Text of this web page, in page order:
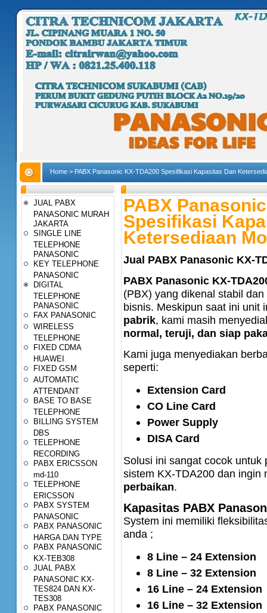
Home > PABX Panasonic KX-TDA200 Spesifikasi Kapasitas Dan
JUAL PABX
PANASONIC MURAH
JAKARTA
SINGLE LINE
TELEPHONE
PANASONIC
KEY TELEPHONE
PANASONIC
DIGITAL
TELEPHONE
PANASONIC
FAX PANASONIC
WIRELESS
TELEPHONE
FIXED CDMA
HUAWEI
FIXED GSM
AUTOMATIC
ATTENDANT
BASE TO BASE
TELEPHONE
BILLING SYSTEM
DBS
TELEPHONE
RECORDING
PABX ERICSSON
md-110
TELEPHONE
ERICSSON
PABX SYSTEM
PANASONIC
PABX PANASONIC
HARGA DAN TYPE
PABX PANASONIC
KX-TEB308
JUAL PABX
PANASONIC KX-
TES824 DAN KX-
TES308
PABX PANASONIC
PABX
Spesifikasi
Ketersediaan
Jual PABX Panasonic KX-
PABX Panasonic KX-
(PBX) yang dikenal stabil
bisnis. Meskipun saat ini unit
pabrik, kami masih
normal, teruji, dan siap
Kami juga menyediakan
seperti:
Extension Card
CO Line Card
Power Supply
DISA Card
Solusi ini sangat cocok
sistem KX-TDA200 dan ingin
perbaikan.
Kapasitas PABX
System ini memiliki
anda ;
8 Line – 24 Extension
8 Line – 32 Extension
16 Line – 24 Extension
16 Line – 32 Extension